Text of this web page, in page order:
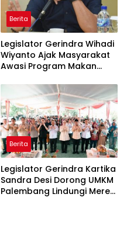
Berita
Legislator Gerindra Wihadi
Wiyanto Ajak Masyarakat
Awasi Program Makan
Sasaran
Berita
Legislator Gerindra Kartika
Sandra Desi Dorong UMKM
Palembang Lindungi Merek